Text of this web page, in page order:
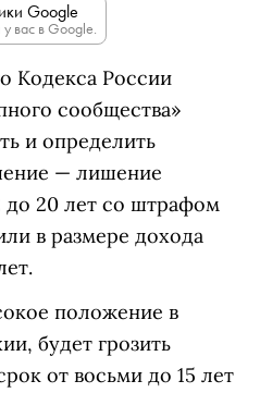
Google
вас в Google.
Кодекса России
сообщества»
и определить
— лишение
до 20 лет со штрафом
в размере дохода
положение в
будет грозить
от восьми до 15 лет